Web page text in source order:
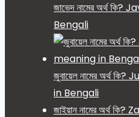
জাভেদ নামের অর্থ
Bengali
জুবায়েল নামের অর্থ
in Bengali
জাইয়ান নামের অর্থ